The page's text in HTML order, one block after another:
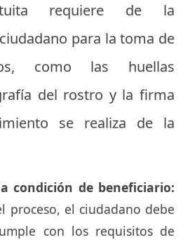
requiere de la
para la toma de
como las huellas
del rostro y la firma
se realiza de la
condición de beneficiario:
proceso, el ciudadano debe
con los requisitos de